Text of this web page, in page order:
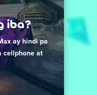
iba?
ay hindi pa
cellphone at